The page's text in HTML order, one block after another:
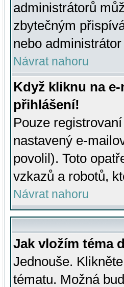
administrátorů
zbytečným
nebo
Návrat nahoru
Když kliknu na
přihlášení!
Pouze
nastavený e-
povolil). Toto
vzkazů a robotů,
Návrat nahoru
Jak vložím téma
Jednouše.
tématu. Možná